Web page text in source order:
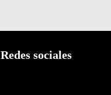
Redes sociales